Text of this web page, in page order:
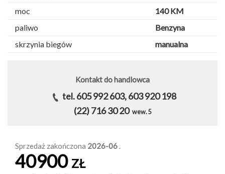
moc
140 KM
paliwo
Benzyna
skrzynia biegów
manualna
Kontakt do handlowca
tel. 605 992 603, 603 920 198
(22) 716 30 20 wew. 5
Sprzedaż zakończona 2026-06 .
40900 ZŁ